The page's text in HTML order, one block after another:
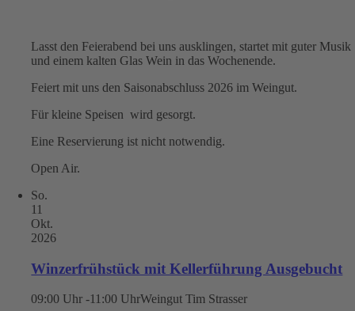
Lasst den Feierabend bei uns ausklingen, startet mit guter Musik
und einem kalten Glas Wein in das Wochenende.
Feiert mit uns den Saisonabschluss 2026 im Weingut.
Für kleine Speisen wird gesorgt.
Eine Reservierung ist nicht notwendig.
Open Air.
So.
11
Okt.
2026
Winzerfrühstück mit Kellerführung Ausgebucht
09:00 Uhr -11:00 UhrWeingut Tim Strasser